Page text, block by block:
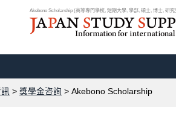
Akebono Scholarship (高等專門學校, 短期大學, 學部, 碩士, 博士, 研究
> 獎學金咨詢 > Akebono Scholarship